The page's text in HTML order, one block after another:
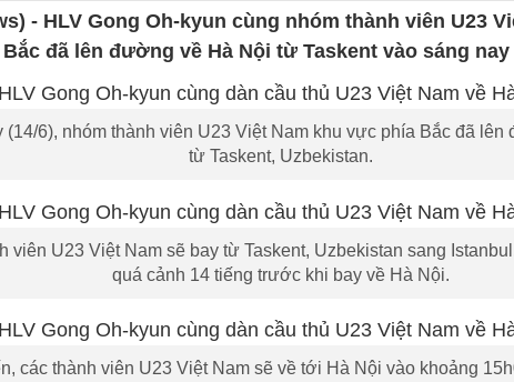
- HLV Gong Oh-kyun cùng nhóm thành viên U23
đã lên đường về Hà Nội từ Taskent vào sáng nay
(14/6), nhóm thành viên U23 Việt Nam khu vực phía Bắc đã
từ Taskent, Uzbekistan.
viên U23 Việt Nam sẽ bay từ Taskent, Uzbekistan sang
quá cảnh 14 tiếng trước khi bay về Hà Nội.
các thành viên U23 Việt Nam sẽ về tới Hà Nội vào khoảng